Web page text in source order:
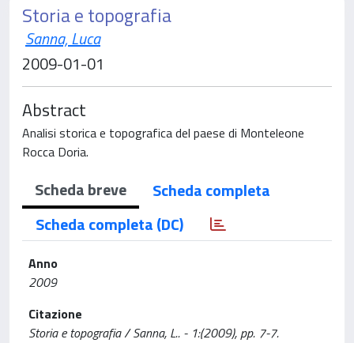
Storia e topografia
Sanna, Luca
2009-01-01
Abstract
Analisi storica e topografica del paese di Monteleone
Rocca Doria.
Scheda breve
Scheda completa
Scheda completa (DC)
Anno
2009
Citazione
Storia e topografia / Sanna, L.. - 1:(2009), pp. 7-7.